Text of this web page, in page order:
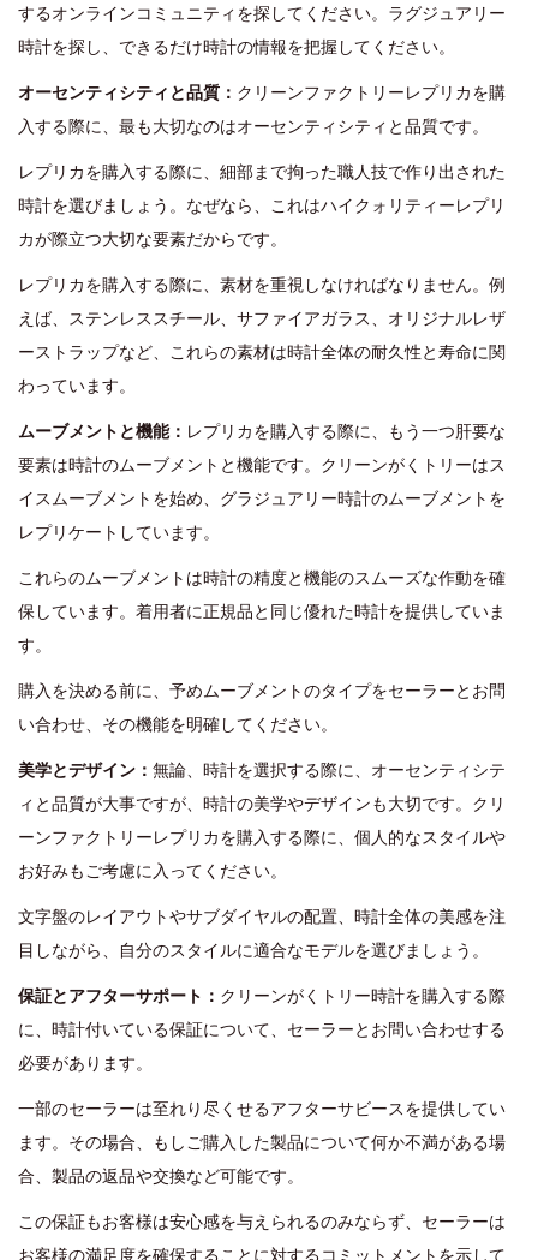
するオンラインコミュニティを探してください。ラグジュアリー
時計を探し、できるだけ時計の情報を把握してください。
オーセンティシティと品質： クリーンファクトリーレプリカを購
入する際に、最も大切なのはオーセンティシティと品質です。
レプリカを購入する際に、細部まで拘った職人技で作り出された
時計を選びましょう。なぜなら、これはハイクォリティーレプリ
カが際立つ大切な要素だからです。
レプリカを購入する際に、素材を重視しなければなりません。例
えば、ステンレススチール、サファイアガラス、オリジナルレザ
ーストラップなど、これらの素材は時計全体の耐久性と寿命に関
わっています。
ムーブメントと機能： レプリカを購入する際に、もう一つ肝要な
要素は時計のムーブメントと機能です。クリーンがくトリーはス
イスムーブメントを始め、グラジュアリー時計のムーブメントを
レプリケートしています。
これらのムーブメントは時計の精度と機能のスムーズな作動を確
保しています。着用者に正規品と同じ優れた時計を提供していま
す。
購入を決める前に、予めムーブメントのタイプをセーラーとお問
い合わせ、その機能を明確してください。
美学とデザイン： 無論、時計を選択する際に、オーセンティシテ
ィと品質が大事ですが、時計の美学やデザインも大切です。クリ
ーンファクトリーレプリカを購入する際に、個人的なスタイルや
お好みもご考慮に入ってください。
文字盤のレイアウトやサブダイヤルの配置、時計全体の美感を注
目しながら、自分のスタイルに適合なモデルを選びましょう。
保証とアフターサポート： クリーンがくトリー時計を購入する際
に、時計付いている保証について、セーラーとお問い合わせする
必要があります。
一部のセーラーは至れり尽くせるアフターサビースを提供してい
ます。その場合、もしご購入した製品について何か不満がある場
合、製品の返品や交換など可能です。
この保証もお客様は安心感を与えられるのみならず、セーラーは